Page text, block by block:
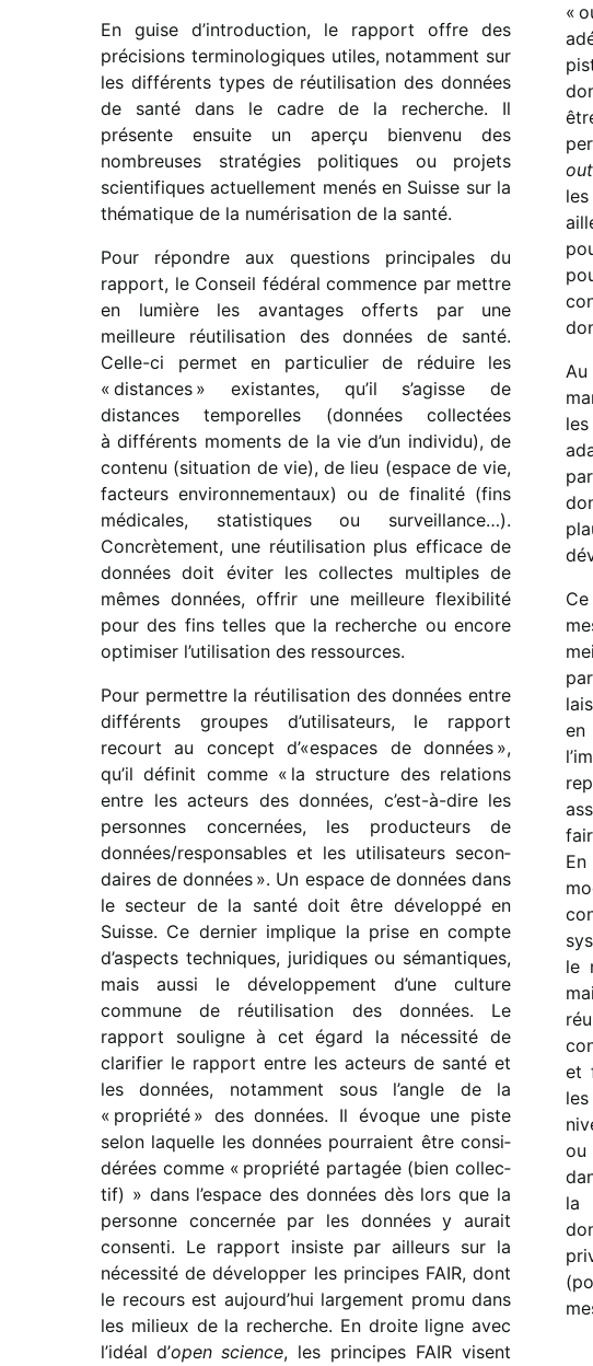
En guise d’introduction, le rapport offre des
préci­sions termi­no­lo­giques utiles, notam­ment sur
les diffé­rents types de réuti­li­sa­tion des données
de santé dans le cadre de la recherche. Il
présente ensuite un aperçu bien­venu des
nombreuses stra­té­gies poli­tiques ou projets
scien­ti­fiques actuel­le­ment menés en Suisse sur la
théma­tique de la numé­ri­sa­tion de la santé.
Pour répondre aux ques­tions prin­ci­pales du
rapport, le Conseil fédé­ral commence par mettre
en lumière les avan­tages offerts par une
meilleure réuti­li­sa­tion des données de santé.
Celle-ci permet en parti­cu­lier de réduire les
« distances » exis­tantes, qu’il s’agisse de
distances tempo­relles (données collec­tées
à diffé­rents moments de la vie d’un indi­vidu), de
contenu (situa­tion de vie), de lieu (espace de vie,
facteurs envi­ron­ne­men­taux) ou de fina­lité (fins
médi­cales, statis­tiques ou surveillance…).
Concrètement, une réuti­li­sa­tion plus effi­cace de
données doit éviter les collectes multiples de
mêmes données, offrir une meilleure flexi­bi­lité
pour des fins telles que la recherche ou encore
opti­mi­ser l’utilisation des ressources.
Pour permettre la réuti­li­sa­tion des données entre
diffé­rents groupes d’utilisateurs, le rapport
recourt au concept d’«espaces de données »,
qu’il défi­nit comme « la struc­ture des rela­tions
entre les acteurs des données, c’est-à-dire les
personnes concer­nées, les produc­teurs de
données/​responsables et les utili­sa­teurs secon­
daires de données ». Un espace de données dans
le secteur de la santé doit être déve­loppé en
Suisse. Ce dernier implique la prise en compte
d’aspects tech­niques, juri­diques ou séman­tiques,
mais aussi le déve­lop­pe­ment d’une culture
commune de réuti­li­sa­tion des données. Le
rapport souligne à cet égard la néces­sité de
clari­fier le rapport entre les acteurs de santé et
les données, notam­ment sous l’angle de la
« propriété » des données. Il évoque une piste
selon laquelle les données pour­raient être consi­
dé­rées comme « propriété parta­gée (bien collec­
tif) » dans l’espace des données dès lors que la
personne concer­née par les données y aurait
consenti. Le rapport insiste par ailleurs sur la
néces­sité de déve­lop­per les prin­cipes FAIR, dont
le recours est aujourd’hui large­ment promu dans
les milieux de la recherche. En droite ligne avec
l’idéal d’open science, les prin­cipes FAIR visent
«
out
en
le
et
ou
la